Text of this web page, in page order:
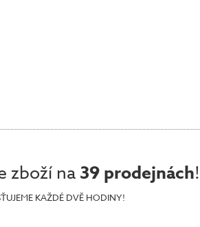
zboží na 39 prodejnách!
KAŽDÉ DVĚ HODINY!